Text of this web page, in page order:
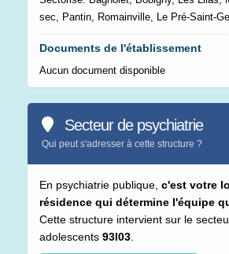
sec, Pantin, Romainville, Le Pré-Saint-
Documents de l'établissement
Aucun document disponible
Secteur de psychiatrie
Qui peut s'adresser à cette structure ?
En psychiatrie publique, c'est votre
résidence qui détermine l'équipe
Cette structure intervient sur le
adolescents 93I03